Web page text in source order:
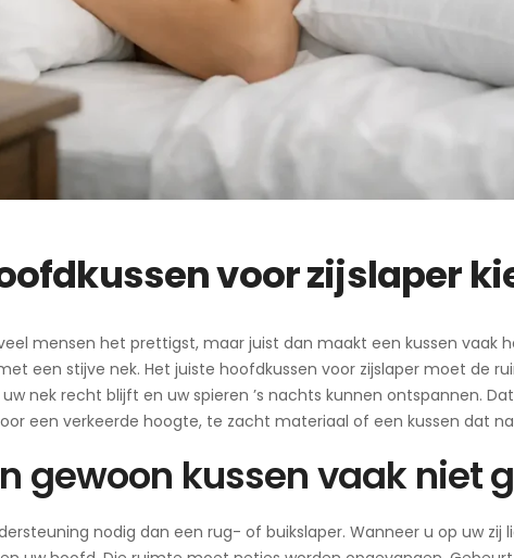
voor zijslaper
mensen het prettigst, maar juist dan maakt een kussen vaak
een stijve nek. Het juiste hoofdkussen voor zijslaper moet de
nek recht blijft en uw spieren ’s nachts kunnen ontspannen.
een verkeerde hoogte, te zacht materiaal of een kussen dat
gewoon kussen vaak niet
nodig dan een rug- of buikslaper. Wanneer u op uw zij